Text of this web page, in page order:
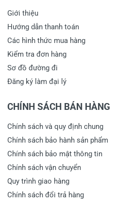
Giới thiệu
Hướng dẫn thanh toán
Các hình thức mua hàng
Kiểm tra đơn hàng
Sơ đồ đường đi
Đăng ký làm đại lý
CHÍNH SÁCH BÁN HÀNG
Chính sách và quy định chung
Chính sách bảo hành sản phẩm
Chính sách bảo mật thông tin
Chính sách vận chuyển
Quy trình giao hàng
Chính sách đổi trả hàng